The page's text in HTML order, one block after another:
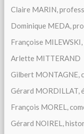
Claire MARIN,
Dominique MEDA,
Françoise
Arlette MITTERAND
Gilbert MONTAGNE,
Gérard MORDILLAT,
François MOREL,
Gérard NOIREL,